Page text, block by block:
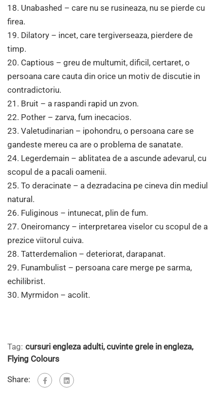
18. Unabashed – care nu se rusineaza, nu se pierde cu
firea.
19. Dilatory – incet, care tergiverseaza, pierdere de
timp.
20. Captious – greu de multumit, dificil, certaret, o
persoana care cauta din orice un motiv de discutie in
contradictoriu.
21. Bruit – a raspandi rapid un zvon.
22. Pother – zarva, fum inecacios.
23. Valetudinarian – ipohondru, o persoana care se
gandeste mereu ca are o problema de sanatate.
24. Legerdemain – ablitatea de a ascunde adevarul, cu
scopul de a pacali oamenii.
25. To deracinate – a dezradacina pe cineva din mediul
natural.
26. Fuliginous – intunecat, plin de fum.
27. Oneiromancy – interpretarea viselor cu scopul de a
prezice viitorul cuiva.
28. Tatterdemalion – deteriorat, darapanat.
29. Funambulist – persoana care merge pe sarma,
echilibrist.
30. Myrmidon – acolit.
Tag: cursuri engleza adulti,cuvinte grele in engleza,
Flying Colours
Share: